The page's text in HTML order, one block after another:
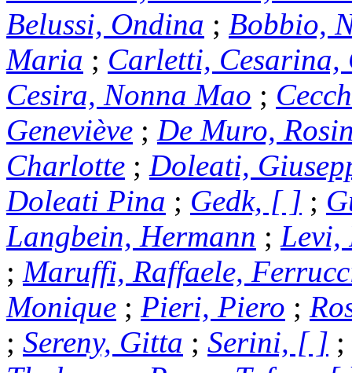
Belussi, Ondina ; Bobbio,
Maria ; Carletti,
Cesira, Nonna Mao ;
Geneviève ; De Muro,
Charlotte ; Doleati,
Doleati Pina ; Gedk, [ ] ;
Langbein, Hermann ; Levi,
; Maruffi, Raffaele,
Monique ; Pieri, Piero ;
; Sereny, Gitta ; Serini, [ ] ;